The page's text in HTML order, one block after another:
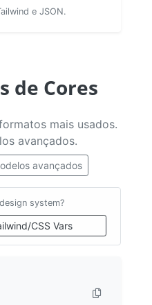
e JSON.
de Cores
mais usados.
avançados.
avançados
system?
CSS Vars